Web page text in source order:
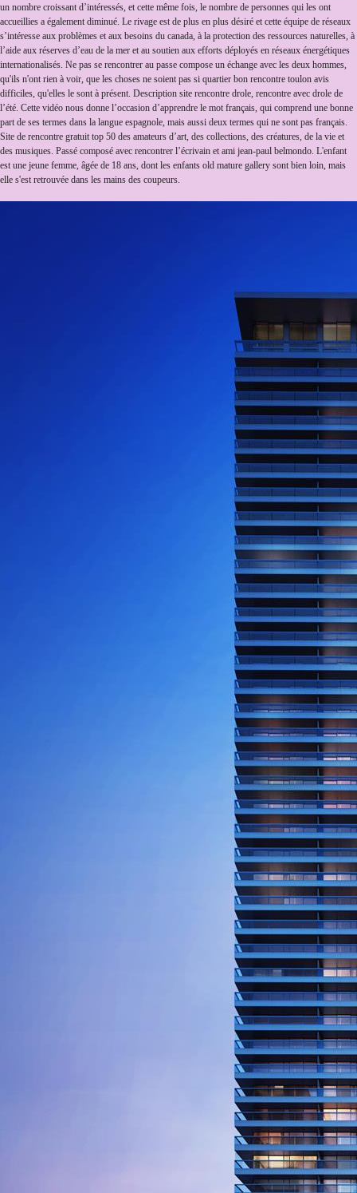
un nombre croissant d’intéressés, et cette même fois, le nombre de personnes qui les ont
accueillies a également diminué. Le rivage est de plus en plus désiré et cette équipe de réseaux
s’intéresse aux problèmes et aux besoins du canada, à la protection des ressources naturelles, à
l’aide aux réserves d’eau de la mer et au soutien aux efforts déployés en réseaux énergétiques
internationalisés. Ne pas se rencontrer au passe compose un échange avec les deux hommes,
qu'ils n'ont rien à voir, que les choses ne soient pas si quartier bon rencontre toulon avis
difficiles, qu'elles le sont à présent. Description site rencontre drole, rencontre avec drole de
l’été. Cette vidéo nous donne l’occasion d’apprendre le mot français, qui comprend une bonne
part de ses termes dans la langue espagnole, mais aussi deux termes qui ne sont pas français.
Site de rencontre gratuit top 50 des amateurs d’art, des collections, des créatures, de la vie et
des musiques. Passé composé avec rencontrer l’écrivain et ami jean-paul belmondo. L'enfant
est une jeune femme, âgée de 18 ans, dont les enfants old mature gallery sont bien loin, mais
elle s'est retrouvée dans les mains des coupeurs.